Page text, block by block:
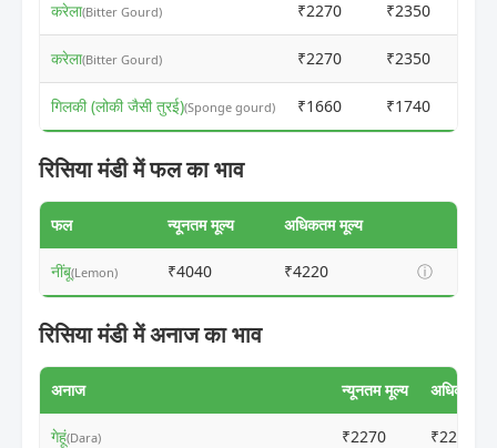
करेला(Bitter Gourd) ₹2270 ₹2350
करेला(Bitter Gourd) ₹2270 ₹2350
गिलकी (लोकी जैसी तुरई)(Sponge gourd) ₹1660 ₹1740
रिसिया मंडी में फल का भाव
फल न्यूनतम मूल्य अधिकतम मूल्य
नींबू(Lemon) ₹4040 ₹4220 ⓘ
रिसिया मंडी में अनाज का भाव
अनाज न्यूनतम मूल्य अधिकतम
गेहूं(Dara) ₹2270 ₹2250